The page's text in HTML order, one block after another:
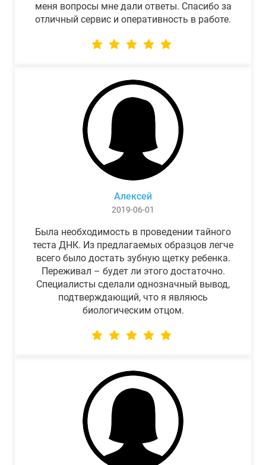
меня вопросы мне дали ответы. Спасибо за
отличный сервис и оперативность в работе.
Алексей
2019-06-01
Была необходимость в проведении тайного
теста ДНК. Из предлагаемых образцов легче
всего было достать зубную щетку ребенка.
Переживал – будет ли этого достаточно.
Специалисты сделали однозначный вывод,
подтверждающий, что я являюсь
биологическим отцом.